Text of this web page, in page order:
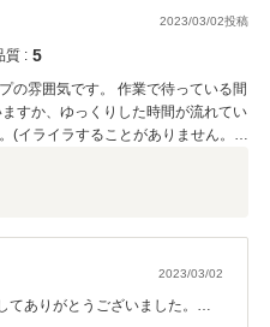
しみください。 今後、サービ
スのご案内も致しますので距
いたします。 また、３か月後
いです。 今後ともよろしくお願
ざいました。
2023/03/02投稿
質 : 5
の雰囲気です。 作業で待っている間
すか、ゆっくりした時間が流れてい
(イライラすることがありません。)
ここ本当に車屋さん？って感じ。 そ
す。 今まで乗っていた車(2003年式
も関わらず、5年位メンテのみ面倒
車なので、あちこち不具合が出て
だ、20年落ちの車でしたが、最後
乗ること出来ました。 そこで、買い
2023/03/02
てありがとうございました。お